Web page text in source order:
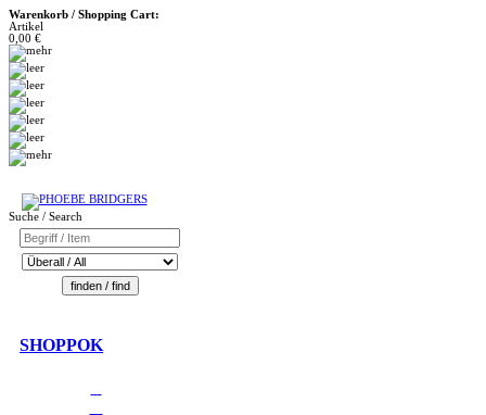
Warenkorb / Shopping Cart:
Artikel
0,00 €
Suche / Search
SHOPPOK